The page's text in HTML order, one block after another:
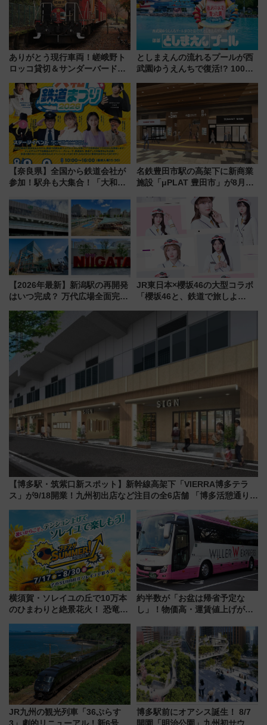
ありがとう現行車両！嵯峨野ト
ロッコ貸切＆サンダーバードレ
斉藤雪乃＆福原トシヒロと行
く！9月13日「京都の鉄道満喫
ツアー」開催
としまえんの流れるプールが西
武園ゆうえんちで復活!? 100周
イダー」に注目 2026年夏は所
沢へ遊びに行こう
【奈良県】全国から鉄道会社が
参加！駅弁も大集合！「大和鉄
に開催決定
名鉄豊田市駅の高架下に新商業
施設「μPLAT 豊田市」が8月26
たな玄関口へ
【2026年最新】新潟駅の再開発
はいつ完成？ 万代広場全面完成
開発、バスタ新潟構想まで徹底
解説！
JR東日本×櫻坂46の大型コラボ
「櫻坂46と、鉄道で旅しよ
潟・長野・庄内へ
【博多駅・筑紫口新スポット】新幹線高架下「VIERRA博多テラ
ス」が9/18開業！九州初出店など注目の全6店舗 「博多活憩通り」
横須賀・ソレイユの丘で10万本
のひまわりと絶景花火！ 恐竜や
帰りお出かけ最新情報（2026年
7月17日～開催）
約半数が「お盆は帰省予定な
し」！物価高・運賃値上げが財
りたいけど……【WILLER お盆
帰省動向調査】
JR九州の観光列車「36ぷらす
博多駅前にオアシス誕生！ 8/7